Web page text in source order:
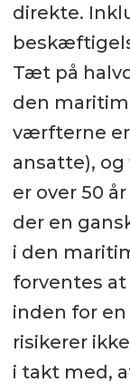
direkte.
Tæt på
den
værfterne er
ansatte),
er over 50
der en
i den
forventes
inden for
risikerer
i takt med,